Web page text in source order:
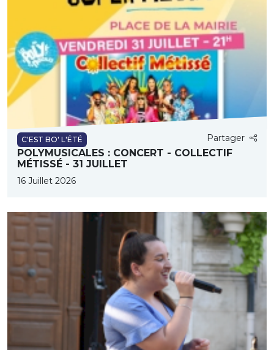
C'EST BO' L'ÉTÉ Partager
POLYMUSICALES : CONCERT - COLLECTIF
MÉTISSÉ - 31 JUILLET
16 Juillet 2026